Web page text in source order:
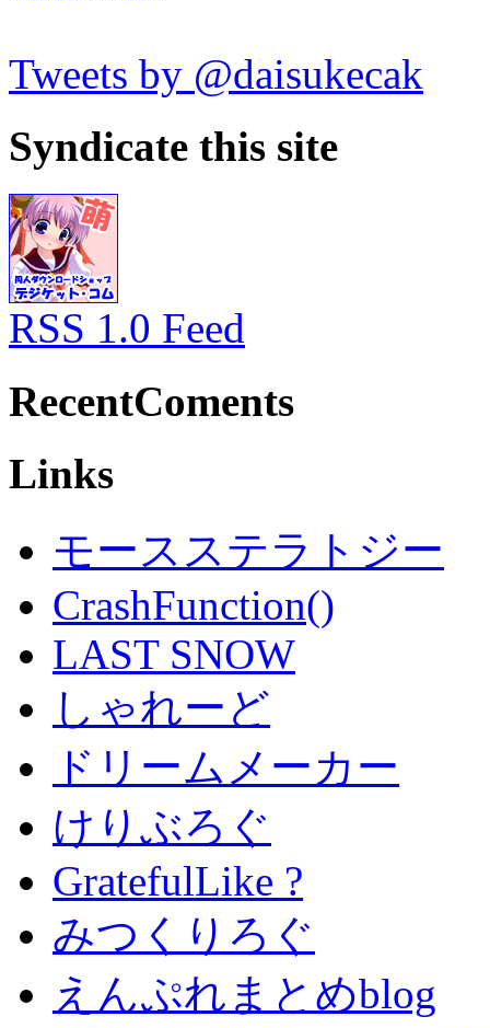
Tweets by @daisukecak
Syndicate this site
RSS 1.0 Feed
RecentComents
Links
モースステラトジー
CrashFunction()
LAST SNOW
しゃれーど
ドリームメーカー
けりぶろぐ
GratefulLike ?
みつくりろぐ
えんぷれまとめblog